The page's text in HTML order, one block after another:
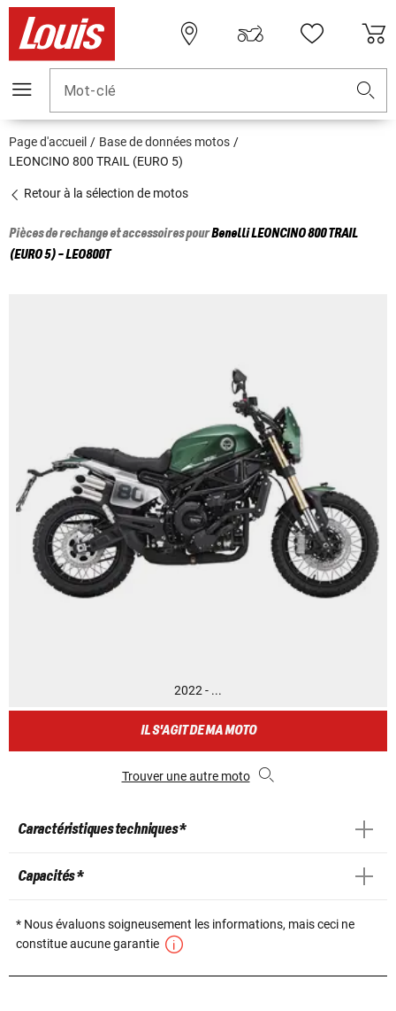
Mot-clé
Page d'accueil
Base de données motos
LEONCINO 800 TRAIL (EURO 5)
Retour à la sélection de motos
Pièces de rechange et accessoires pourBenelliLEONCINO 800 TRAIL
(EURO 5) - LEO800T
2022 - ...
IL S'AGIT DE MA MOTO
Trouver une autre moto
Caractéristiques techniques *
Capacités *
* Nous évaluons soigneusement les informations, mais ceci ne
constitue aucune garantie